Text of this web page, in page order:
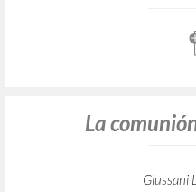
La
Giussani